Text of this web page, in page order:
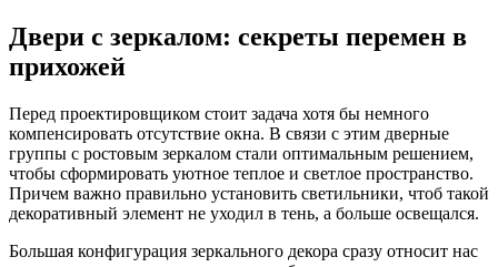
Двери с зеркалом: секреты перемен в
прихожей
Перед проектировщиком стоит задача хотя бы немного
компенсировать отсутствие окна. В связи с этим дверные
группы с ростовым зеркалом стали оптимальным решением,
чтобы сформировать уютное теплое и светлое пространство.
Причем важно правильно установить светильники, чтоб такой
декоративный элемент не уходил в тень, а больше освещался.
Большая конфигурация зеркального декора сразу относит нас